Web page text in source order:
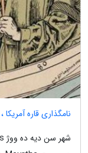
نامگذاری قاره